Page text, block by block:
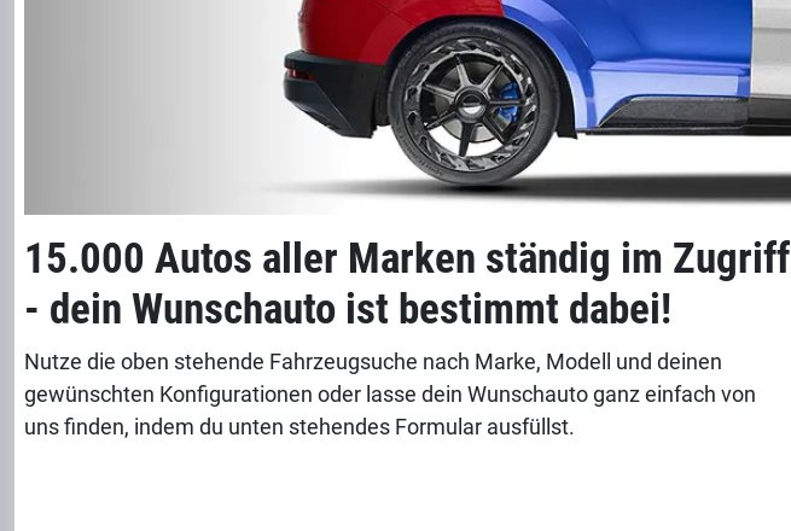
15.000 Autos aller Marken ständig im Zugriff
- dein Wunschauto ist bestimmt dabei!
Nutze die oben stehende Fahrzeugsuche nach Marke, Modell und deinen
gewünschten Konfigurationen oder lasse dein Wunschauto ganz einfach von
uns finden, indem du unten stehendes Formular ausfüllst.